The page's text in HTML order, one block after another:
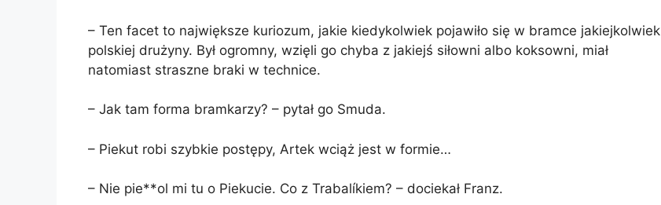
– Ten facet to największe kuriozum, jakie kiedykolwiek pojawiło się w bramce jakiejkolwiek
polskiej drużyny. Był ogromny, wzięli go chyba z jakiejś siłowni albo koksowni, miał
natomiast straszne braki w technice.
– Jak tam forma bramkarzy? – pytał go Smuda.
– Piekut robi szybkie postępy, Artek wciąż jest w formie…
– Nie pie**ol mi tu o Piekucie. Co z Trabalíkiem? – dociekał Franz.